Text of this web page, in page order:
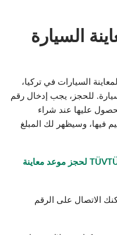
السيارة
السيارات في تركيا،
للحجز، يجب إدخال رقم
عليها عند شراء
فيها، وسيظهر لك المبلغ
لموقع الالكتروني الرسمي لموقع TÜVTÜRK لحجز موعد معاينة
الاتصال على الرقم